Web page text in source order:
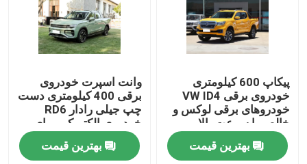
پیکاپ 600 کیلومتری
خودروی برقی VW ID4
خودروهای برقی لوکس و
خالص با سرعت بالا
بهترین قیمت
وانت اسپرت خودروی
برقی 400 کیلومتری دست
چپ جیلی رادار RD6
خودروی الکتریکی برای
حمل و نقل
بهترین قیمت